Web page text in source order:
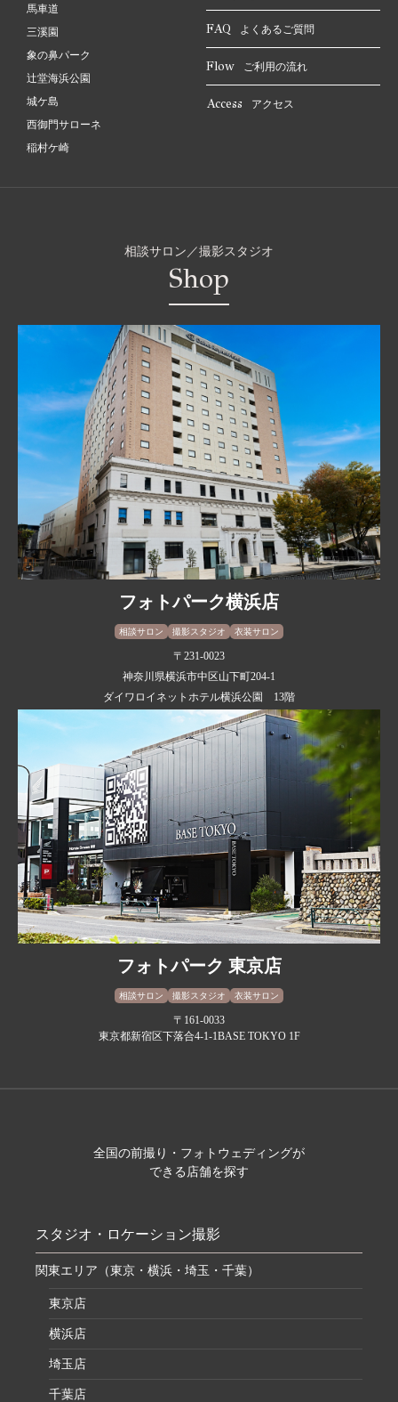
馬車道
三溪園
象の鼻パーク
辻堂海浜公園
城ケ島
西御門サローネ
稲村ケ崎
FAQ よくあるご質問
Flow ご利用の流れ
Access アクセス
相談サロン／撮影スタジオ
Shop
フォトパーク横浜店
相談サロン 撮影スタジオ 衣装サロン
〒231-0023
神奈川県横浜市中区山下町204-1
ダイワロイネットホテル横浜公園 13階
フォトパーク 東京店
相談サロン 撮影スタジオ 衣装サロン
〒161-0033
東京都新宿区下落合4-1-1BASE TOKYO 1F
全国の前撮り・フォトウェディングが
できる店舗を探す
スタジオ・ロケーション撮影
関東エリア（東京・横浜・埼玉・千葉）
東京店
横浜店
埼玉店
千葉店